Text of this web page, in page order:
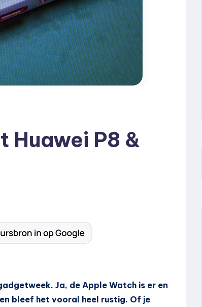
Huawei P8 &
Ja, de Apple Watch is er en
bleef het vooral heel rustig. Of je